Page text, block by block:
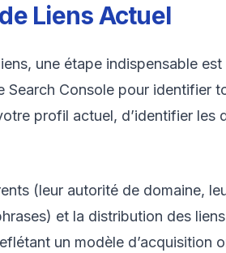
Liens Actuel
une étape indispensable
Console pour identifier
profil actuel, d’identifier les
(leur autorité de domaine,
et la distribution des
un modèle d’acquisition